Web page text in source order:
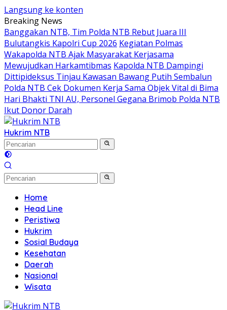
Langsung ke konten
Breaking News
Banggakan NTB, Tim Polda NTB Rebut Juara III
Bulutangkis Kapolri Cup 2026 Kegiatan Polmas
Wakapolda NTB Ajak Masyarakat Kerjasama
Mewujudkan Harkamtibmas Kapolda NTB Dampingi
Dittipideksus Tinjau Kawasan Bawang Putih Sembalun
Polda NTB Cek Dokumen Kerja Sama Objek Vital di Bima
Hari Bhakti TNI AU, Personel Gegana Brimob Polda NTB
Ikut Donor Darah
Hukrim NTB
Home
Head Line
Peristiwa
Hukrim
Sosial Budaya
Kesehatan
Daerah
Nasional
Wisata